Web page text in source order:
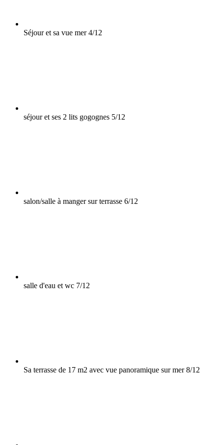
Séjour et sa vue mer 4/12
séjour et ses 2 lits gogognes 5/12
salon/salle à manger sur terrasse 6/12
salle d'eau et wc 7/12
Sa terrasse de 17 m2 avec vue panoramique sur mer 8/12